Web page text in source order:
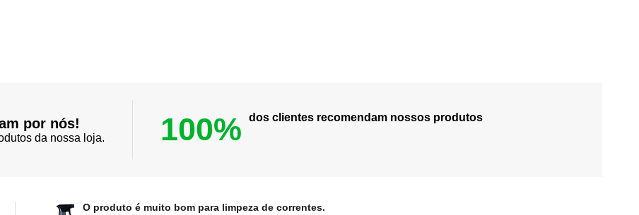
por nós!
da nossa loja. 100% dos clientes recomendam nossos produtos
O produto é muito bom para limpeza de correntes.